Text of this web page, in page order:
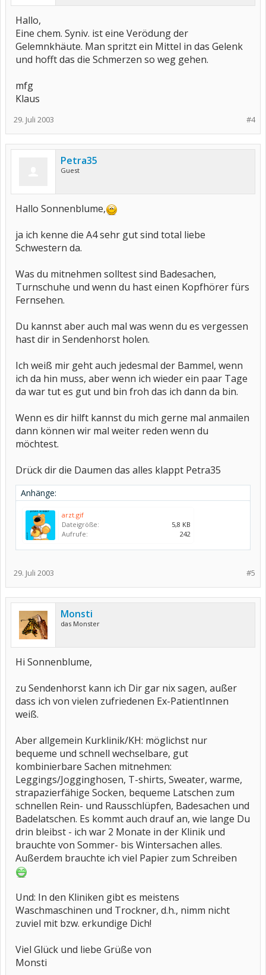
Hallo,
Eine chem. Syniv. ist eine Verödung der
Gelemnkhäute. Man spritzt ein Mittel in das Gelenk
und hofft das die Schmerzen so weg gehen.
mfg
Klaus
#4
29. Juli 2003
Petra35
Guest
Hallo Sonnenblume,
ja ich kenne die A4 sehr gut sind total liebe
Schwestern da.
Was du mitnehmen solltest sind Badesachen,
Turnschuhe und wenn du hast einen Kopfhörer fürs
Fernsehen.
Du kannst aber auch mal was wenn du es vergessen
hast dir in Sendenhorst holen.
Ich weiß mir geht auch jedesmal der Bammel, wenn
ich da hin muss, aber wenn ich wieder ein paar Tage
da war tut es gut und bin froh das ich dann da bin.
Wenn es dir hilft kannst du mich gerne mal anmailen
dann können wir mal weiter reden wenn du
möchtest.
Drück dir die Daumen das alles klappt Petra35
Anhänge:
arzt.gif
Dateigröße:
5,8 KB
Aufrufe:
242
#5
29. Juli 2003
Monsti
das Monster
Hi Sonnenblume,
zu Sendenhorst kann ich Dir gar nix sagen, außer
dass ich von vielen zufriedenen Ex-PatientInnen
weiß.
Aber allgemein Kurklinik/KH: möglichst nur
bequeme und schnell wechselbare, gut
kombinierbare Sachen mitnehmen:
Leggings/Jogginghosen, T-shirts, Sweater, warme,
strapazierfähige Socken, bequeme Latschen zum
schnellen Rein- und Rausschlüpfen, Badesachen und
Badelatschen. Es kommt auch drauf an, wie lange Du
drin bleibst - ich war 2 Monate in der Klinik und
brauchte von Sommer- bis Wintersachen alles.
Außerdem brauchte ich viel Papier zum Schreiben
Und: In den Kliniken gibt es meistens
Waschmaschinen und Trockner, d.h., nimm nicht
zuviel mit bzw. erkundige Dich!
Viel Glück und liebe Grüße von
Monsti